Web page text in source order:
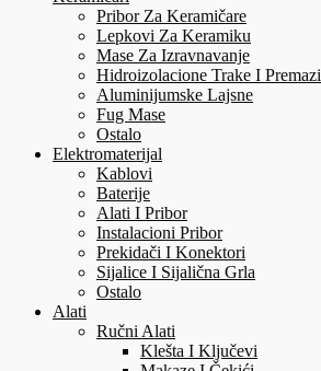
Pribor Za Keramičare
Lepkovi Za Keramiku
Mase Za Izravnavanje
Hidroizolacione Trake I Premazi
Aluminijumske Lajsne
Fug Mase
Ostalo
Elektromaterijal
Kablovi
Baterije
Alati I Pribor
Instalacioni Pribor
Prekidači I Konektori
Sijalice I Sijalična Grla
Ostalo
Alati
Ručni Alati
Klešta I Ključevi